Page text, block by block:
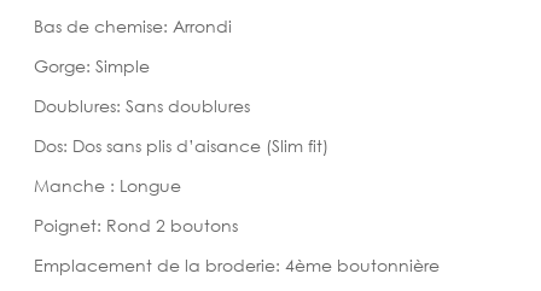
Bas de chemise: Arrondi
Gorge: Simple
Doublures: Sans doublures
Dos: Dos sans plis d’aisance (Slim fit)
Manche : Longue
Poignet: Rond 2 boutons
Emplacement de la broderie: 4ème boutonnière